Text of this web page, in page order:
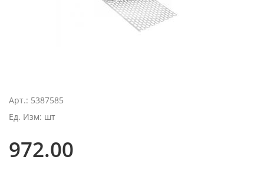
Арт.: 5387585
Ед. Изм: шт
972.00